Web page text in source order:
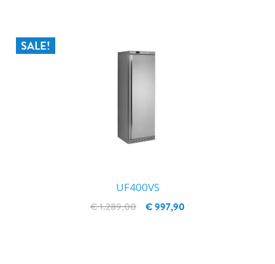
SALE!
UF400VS
€ 997,90
€ 1.289,00